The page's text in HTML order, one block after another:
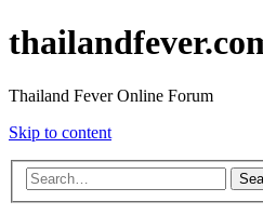
Thailand Fever Online Forum
Skip to content